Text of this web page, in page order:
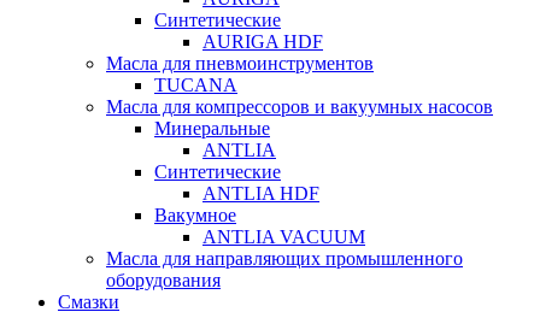
Синтетические
AURIGA HDF
Масла для пневмоинструментов
TUCANA
Масла для компрессоров и вакуумных насосов
Минеральные
ANTLIA
Синтетические
ANTLIA HDF
Вакумное
ANTLIA VACUUM
Масла для направляющих промышленного
оборудования
Смазки